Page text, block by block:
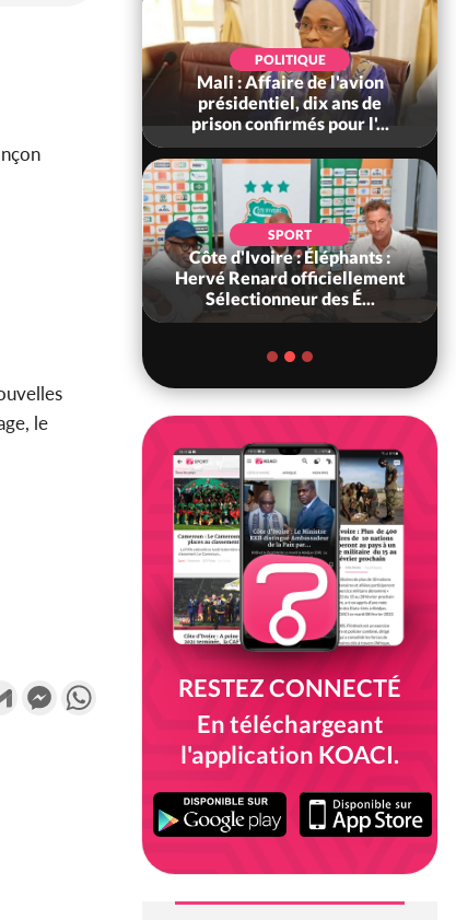
le
Gmail Messenger
On ne veut
», crient
POLITIQUE
Mali : Affaire de l'avion
présidentiel, dix ans de
prison confirmés pour l'...
SPORT
Côte d'Ivoire : Éléphants :
Hervé Renard officiellement
Sélectionneur des É...
RESTEZ CONNECTÉ
En téléchargeant
l'application KOACI.